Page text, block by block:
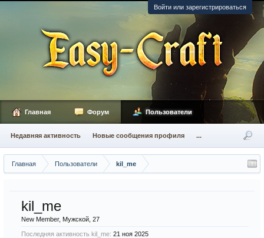
Войти или зарегистрироваться
Главная Пользователи kil_me
kil_me
New Member, Мужской, 27
Последняя активность kil_me: 21 ноя 2025
Главная Форум Пользователи
Недавняя активность Новые сообщения профиля ...